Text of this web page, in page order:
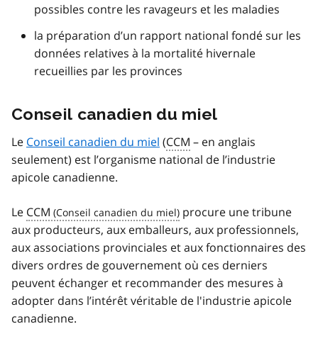
possibles contre les ravageurs et les maladies
la préparation d’un rapport national fondé sur les
données relatives à la mortalité hivernale
recueillies par les provinces
Conseil canadien du miel
Le Conseil canadien du miel (CCM – en anglais
seulement) est l’organisme national de l’industrie
apicole canadienne.
Le CCM
procure une tribune
aux producteurs, aux emballeurs, aux professionnels,
aux associations provinciales et aux fonctionnaires des
divers ordres de gouvernement où ces derniers
peuvent échanger et recommander des mesures à
adopter dans l’intérêt véritable de l'industrie apicole
canadienne.